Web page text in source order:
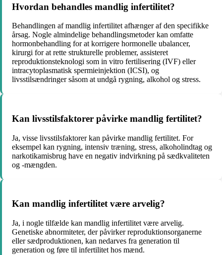
Hvordan behandles mandlig infertilitet?
Behandlingen af mandlig infertilitet afhænger af den specifikke
årsag. Nogle almindelige behandlingsmetoder kan omfatte
hormonbehandling for at korrigere hormonelle ubalancer,
kirurgi for at rette strukturelle problemer, assisteret
reproduktionsteknologi som in vitro fertilisering (IVF) eller
intracytoplasmatisk spermieinjektion (ICSI), og
livsstilsændringer såsom at undgå rygning, alkohol og stress.
Kan livsstilsfaktorer påvirke mandlig fertilitet?
Ja, visse livsstilsfaktorer kan påvirke mandlig fertilitet. For
eksempel kan rygning, intensiv træning, stress, alkoholindtag og
narkotikamisbrug have en negativ indvirkning på sædkvaliteten
og -mængden.
Kan mandlig infertilitet være arvelig?
Ja, i nogle tilfælde kan mandlig infertilitet være arvelig.
Genetiske abnormiteter, der påvirker reproduktionsorganerne
eller sædproduktionen, kan nedarves fra generation til
generation og føre til infertilitet hos mænd.